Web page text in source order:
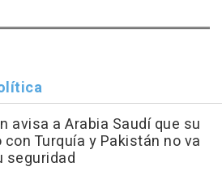
avisa a Arabia Saudí que su
Turquía y Pakistán no va
seguridad